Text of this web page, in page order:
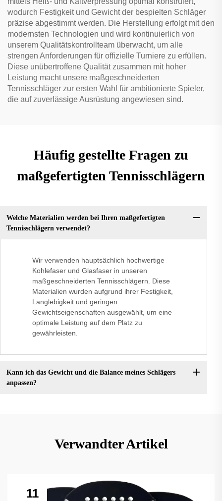
wodurch Festigkeit und Gewicht der bespielten Schläger
präzise abgestimmt werden. Die Herstellung erfolgt mit den
modernsten Technologien und wird kontinuierlich von
unserem Qualitätskontrollteam überwacht, um alle
strengen Anforderungen für offizielle Turniere zu erfüllen.
Diese unübertroffene Qualität zusammen mit hoher
Leistung macht unsere maßgeschneiderten
Tennisschläger zur ersten Wahl für ambitionierte Spieler,
die auf zuverlässige Ausrüstung angewiesen sind.
Häufig gestellte Fragen zu
maßgefertigten Tennisschlägern
Welche Materialien werden bei Ihren maßgefertigten
Tennisschlägern verwendet?
Wir verwenden hauptsächlich hochwertige
Kohlefaser und Glasfaser in unseren
maßgeschneiderten Tennisschlägern. Diese
Materialien wurden aufgrund ihrer Festigkeit,
Langlebigkeit und geringen
Gewichtseigenschaften ausgewählt, um eine
optimale Leistung auf dem Platz zu
gewährleisten.
Kann ich das Gewicht und die Balance meines Schlägers
anpassen?
Verwandter Artikel
11